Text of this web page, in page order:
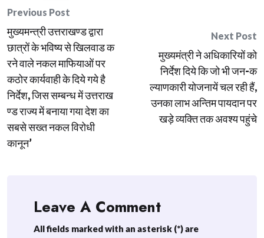
Post
navigation
Previous Post
मुख्यमन्त्री उत्तराखण्ड द्वारा
छात्रों के भविष्य से खिलवाड क
रने वाले नकल माफियाओं पर
कठोर कार्यवाही के दिये गये है
निर्देश, जिस सम्बन्ध में उत्तराख
ण्ड राज्य में बनाया गया देश का
सबसे सख्त नकल विरोधी
कानून’
Next Post
मुख्यमंत्री ने अधिकारियों को
निर्देश दिये कि जो भी जन-क
ल्याणकारी योजनायें चल रही हैं,
उनका लाभ अन्तिम पायदान पर
खड़े व्यक्ति तक अवश्य पहुंचे
Leave A Comment
All fields marked with an asterisk (*) are